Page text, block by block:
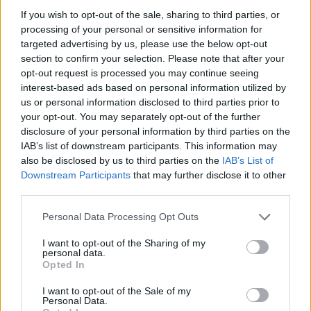
If you wish to opt-out of the sale, sharing to third parties, or
processing of your personal or sensitive information for
targeted advertising by us, please use the below opt-out
section to confirm your selection. Please note that after your
opt-out request is processed you may continue seeing
interest-based ads based on personal information utilized by
us or personal information disclosed to third parties prior to
your opt-out. You may separately opt-out of the further
disclosure of your personal information by third parties on the
IAB’s list of downstream participants. This information may
also be disclosed by us to third parties on the IAB’s List of
Downstream Participants that may further disclose it to other
Please note that this website/app uses one or more Google
not limited to your visit or usage behaviour. You may click to
grant or deny consent to Google and its third-party tags to
use your data for below specified purposes in below Google
consent section.
Personal Data Processing Opt Outs
I want to opt-out of the Sharing of my
personal data.
Opted In
I want to opt-out of the Sale of my
Personal Data.
50mila nel resort
Meteo Olbia 7 agosto, sole e caldo tornano
protagonisti
Test tunnel Olbia: rampe chiuse ancora fino a
fine agosto
Aggius conquista la classifica delle mete più
amate dell’estate 2026